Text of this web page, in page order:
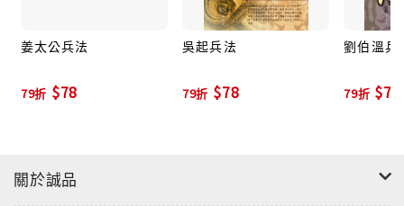
姜太公兵法
79折 $78
吳起兵法
79折 $78
劉伯溫兵
79折 $78
關於誠品